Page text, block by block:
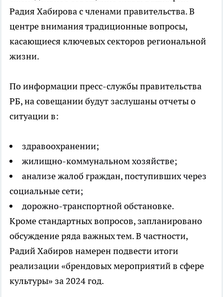
Радия Хабирова с членами правительства. В
центре внимания традиционные вопросы,
касающиеся ключевых секторов региональной
жизни.
По информации пресс-службы правительства
РБ, на совещании будут заслушаны отчеты о
ситуации в:
здравоохранении;
жилищно-коммунальном хозяйстве;
анализе жалоб граждан, поступивших через
социальные сети;
дорожно-транспортной обстановке.
Кроме стандартных вопросов, запланировано
обсуждение ряда важных тем. В частности,
Радий Хабиров намерен подвести итоги
реализации «брендовых мероприятий в сфере
культуры» за 2024 год.